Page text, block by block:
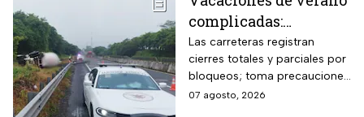
complicadas:
Carreteras cerradas
por bloqueos y fuertes
accidentes hoy
viernes 7 de agosto
Las carreteras registran
cierres totales y parciales por
bloqueos; toma precauciones
si viajas en estas vacaciones
07 agosto, 2026